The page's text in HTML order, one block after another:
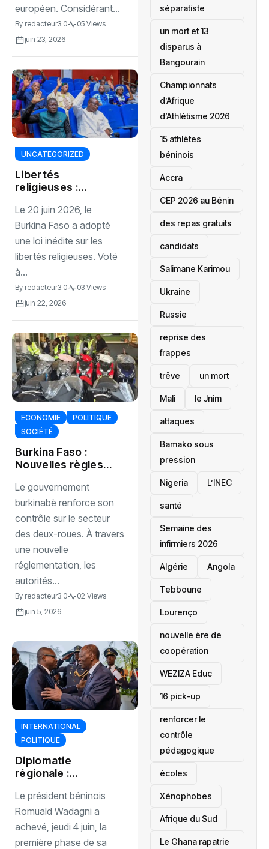
européen. Considérant...
By redacteur3.0
05 Views
juin 23, 2026
UNCATEGORIZED
Libertés
religieuses :
adoptée au
Burkina Faso
Le 20 juin 2026, le
Burkina Faso a adopté
une loi inédite sur les
libertés religieuses. Voté
à...
By redacteur3.0
03 Views
juin 22, 2026
ECONOMIE
POLITIQUE
SOCIÉTÉ
Burkina Faso :
Nouvelles règles
l’importation et la
vente des motos
Le gouvernement
burkinabè renforce son
contrôle sur le secteur
des deux-roues. À travers
une nouvelle
réglementation, les
autorités...
By redacteur3.0
02 Views
juin 5, 2026
INTERNATIONAL
POLITIQUE
Diplomatie
régionale :
boucle sa
première tournée
sous-régionalee
Le président béninois
Romuald Wadagni a
achevé, jeudi 4 juin, la
première phase de sa
séparatiste
un mort et 13
disparus à
Bangourain
‎Championnats
d’Afrique
d’Athlétisme 2026
15 athlètes
béninois
Accra
‎CEP 2026 au Bénin
des repas gratuits
candidats
Salimane Karimou
Ukraine
Russie
reprise des
frappes
trêve un mort
Mali le Jnim
attaques
Bamako sous
pression
‎Nigeria L’INEC
santé ‎
Semaine des
infirmiers 2026
‎Algérie Angola
Tebboune
Lourenço
nouvelle ère de
coopération
‎WEZIZA Educ
16 pick-up
renforcer le
contrôle
pédagogique
écoles
‎Xénophobes
Afrique du Sud
Le Ghana rapatrie